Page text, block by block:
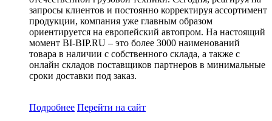
запросы клиентов и постоянно корректируя ассортимент
продукции, компания уже главным образом
ориентируется на европейский автопром. На настоящий
момент BI-BIP.RU – это более 3000 наименований
товара в наличии с собственного склада, а также с
онлайн складов поставщиков партнеров в минимальные
сроки доставки под заказ.
Подробнее Перейти на сайт